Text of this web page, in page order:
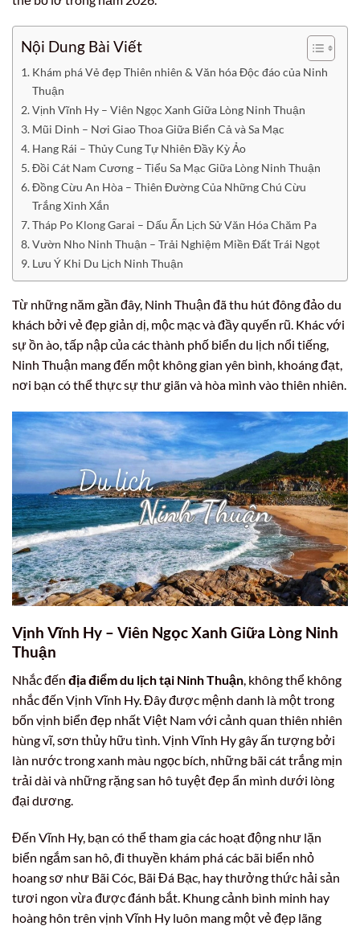
Nội Dung Bài Viết
Khám phá Vẻ đẹp Thiên nhiên & Văn hóa Độc đáo của Ninh
Thuận
Vịnh Vĩnh Hy – Viên Ngọc Xanh Giữa Lòng Ninh Thuận
Mũi Dinh – Nơi Giao Thoa Giữa Biển Cả và Sa Mạc
Hang Rái – Thủy Cung Tự Nhiên Đầy Kỳ Ảo
Đồi Cát Nam Cương – Tiểu Sa Mạc Giữa Lòng Ninh Thuận
Đồng Cừu An Hòa – Thiên Đường Của Những Chú Cừu
Trắng Xinh Xắn
Tháp Po Klong Garai – Dấu Ấn Lịch Sử Văn Hóa Chăm Pa
Vườn Nho Ninh Thuận – Trải Nghiệm Miền Đất Trái Ngọt
Lưu Ý Khi Du Lịch Ninh Thuận
Từ những năm gần đây, Ninh Thuận đã thu hút đông đảo du
khách bởi vẻ đẹp giản dị, mộc mạc và đầy quyến rũ. Khác với
sự ồn ào, tấp nập của các thành phố biển du lịch nổi tiếng,
Ninh Thuận mang đến một không gian yên bình, khoáng đạt,
nơi bạn có thể thực sự thư giãn và hòa mình vào thiên nhiên.
Vịnh Vĩnh Hy – Viên Ngọc Xanh Giữa Lòng Ninh
Thuận
Nhắc đến địa điểm du lịch tại Ninh Thuận , không thể không
nhắc đến Vịnh Vĩnh Hy. Đây được mệnh danh là một trong
bốn vịnh biển đẹp nhất Việt Nam với cảnh quan thiên nhiên
hùng vĩ, sơn thủy hữu tình. Vịnh Vĩnh Hy gây ấn tượng bởi
làn nước trong xanh màu ngọc bích, những bãi cát trắng mịn
trải dài và những rặng san hô tuyệt đẹp ẩn mình dưới lòng
đại dương.
Đến Vĩnh Hy, bạn có thể tham gia các hoạt động như lặn
biển ngắm san hô, đi thuyền khám phá các bãi biển nhỏ
hoang sơ như Bãi Cóc, Bãi Đá Bạc, hay thưởng thức hải sản
tươi ngon vừa được đánh bắt. Khung cảnh bình minh hay
hoàng hôn trên vịnh Vĩnh Hy luôn mang một vẻ đẹp lãng